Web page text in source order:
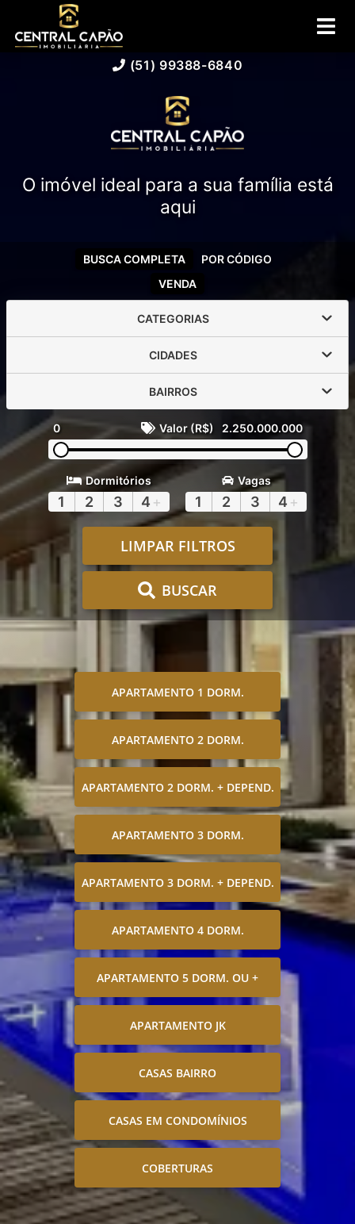
(51) 99388-6840
O imóvel ideal para a sua família está
aqui
VENDA
BUSCA COMPLETA POR CÓDIGO
CATEGORIAS
CIDADES
BAIRROS
0 Valor (R$) 2.250.000.000
Dormitórios
1 2 3 4 +
Vagas
1 2 3 4 +
LIMPAR FILTROS
BUSCAR
APARTAMENTO 1 DORM.
APARTAMENTO 2 DORM.
APARTAMENTO 2 DORM. + DEPEND.
APARTAMENTO 3 DORM.
APARTAMENTO 3 DORM. + DEPEND.
APARTAMENTO 4 DORM.
APARTAMENTO 5 DORM. OU +
APARTAMENTO JK
CASAS BAIRRO
CASAS EM CONDOMÍNIOS
COBERTURAS